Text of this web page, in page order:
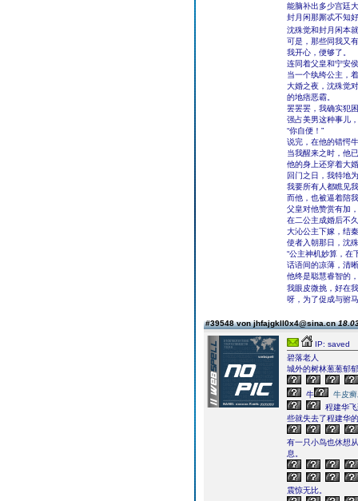
能脑补出多少宫廷
封月闲那厮忒不知
沈殊觉和封月闲本
可是，那些同我又
我开心，便够了。
连同着父皇和宁安
当一个纨绔公主，
大婚之夜，沈殊觉
的地痞恶霸。
罢罢罢，我确实犯
强占美男这种事儿
“你自便！”
说完，在他的错愕
当我醒来之时，他
他的身上还穿着大
回门之日，我特地
我要所有人都瞧见
而他，也被逼着陪
父皇对他赞赏有加
在二公主成婚后不
大沁公主下嫁，结
使者入朝那日，沈
“公主神机妙算，在
话语间的凉薄，清
他终是聪慧睿智的
我眼皮微挑，好在
呀，为了促成与驸
#39548 von jhfajgkll0x4@sina.cn
IP: saved
碧落老人
城外的树林葱葱郁
牛
牛皮
程建华
些就失去了程建华
有一只小鸟也休想
息。
震惊无比。